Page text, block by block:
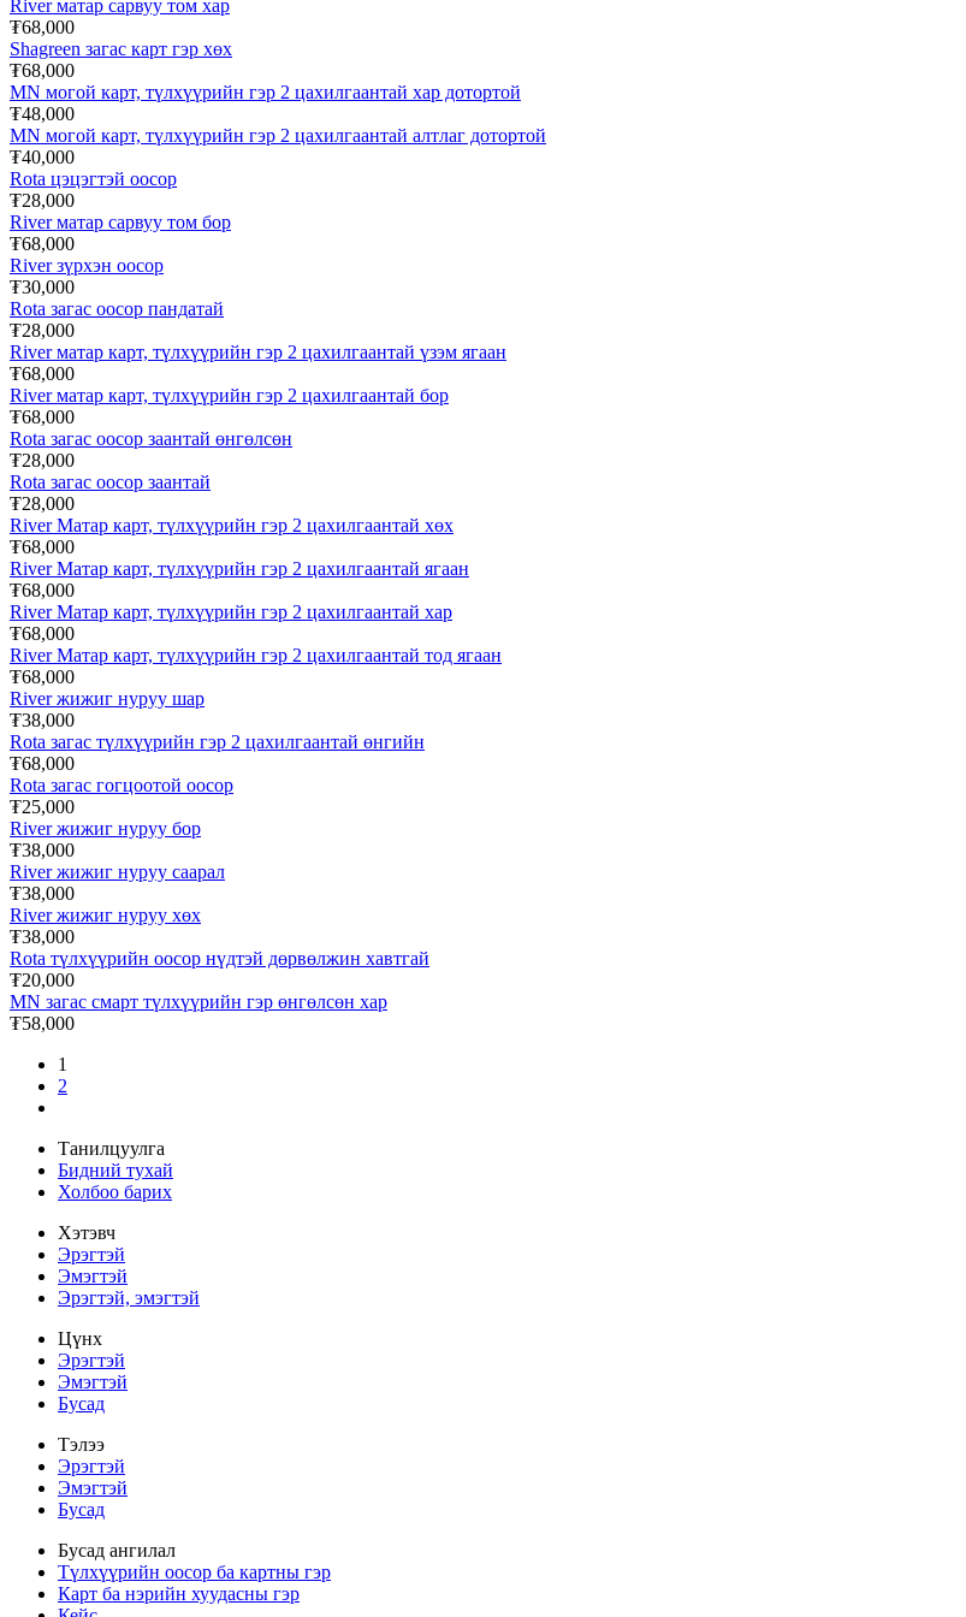
River матар сарвуу том хар
₮68,000
Shagreen загас карт гэр хөх
₮68,000
MN могой карт, түлхүүрийн гэр 2 цахилгаантай хар дотортой
₮48,000
MN могой карт, түлхүүрийн гэр 2 цахилгаантай алтлаг дотортой
₮40,000
Rota цэцэгтэй оосор
₮28,000
River матар сарвуу том бор
₮68,000
River зүрхэн оосор
₮30,000
Rota загас оосор пандатай
₮28,000
River матар карт, түлхүүрийн гэр 2 цахилгаантай үзэм ягаан
₮68,000
River матар карт, түлхүүрийн гэр 2 цахилгаантай бор
₮68,000
Rota загас оосор заантай өнгөлсөн
₮28,000
Rota загас оосор заантай
₮28,000
River Матар карт, түлхүүрийн гэр 2 цахилгаантай хөх
₮68,000
River Матар карт, түлхүүрийн гэр 2 цахилгаантай ягаан
₮68,000
River Матар карт, түлхүүрийн гэр 2 цахилгаантай хар
₮68,000
River Матар карт, түлхүүрийн гэр 2 цахилгаантай тод ягаан
₮68,000
River жижиг нуруу шар
₮38,000
Rota загас түлхүүрийн гэр 2 цахилгаантай өнгийн
₮68,000
Rota загас гогцоотой оосор
₮25,000
River жижиг нуруу бор
₮38,000
River жижиг нуруу саарал
₮38,000
River жижиг нуруу хөх
₮38,000
Rota түлхүүрийн оосор нүдтэй дөрвөлжин хавтгай
₮20,000
MN загас смарт түлхүүрийн гэр өнгөлсөн хар
₮58,000
1
2
Танилцуулга
Бидний тухай
Холбоо барих
Хэтэвч
Эрэгтэй
Эмэгтэй
Эрэгтэй, эмэгтэй
Цүнх
Эрэгтэй
Эмэгтэй
Бусад
Тэлээ
Эрэгтэй
Эмэгтэй
Бусад
Бусад ангилал
Түлхүүрийн оосор ба картны гэр
Карт ба нэрийн хуудасны гэр